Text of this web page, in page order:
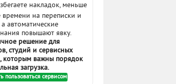
накладок, меньше
времени на переписки и
автоматические
повышают явку.
решение для
студий и сервисных
которым важны порядок
загрузка.
пользоваться сервисом